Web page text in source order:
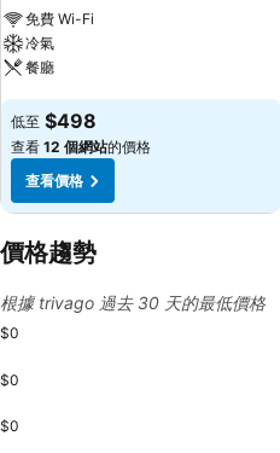
免費 Wi-Fi
冷氣
餐廳
查看價格
低至 $498
查看 12 個網站的價格
查看價格
價格趨勢
根據 trivago 過去 30 天的最低價格
$0
$0
$0